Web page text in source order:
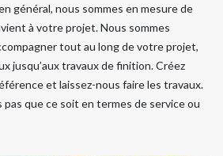
général, nous sommes en mesure de
à votre projet. Nous sommes
tout au long de votre projet,
jusqu’aux travaux de finition. Créez
et laissez-nous faire les travaux.
que ce soit en termes de service ou